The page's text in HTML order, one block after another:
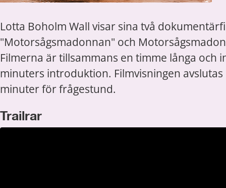
Lotta Boholm Wall visar sina två
"Motorsågsmadonnan" och
Filmerna är tillsammans en timme långa och
minuters introduktion. Filmvisningen avslutas
minuter för frågestund.
Trailrar